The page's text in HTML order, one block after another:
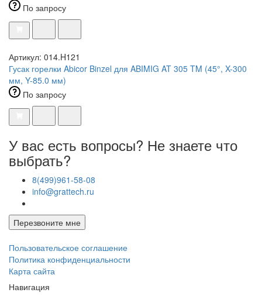
По запросу
Артикул: 014.H121
Гусак горелки Abicor Binzel для ABIMIG AT 305 TM (45°, X-300
мм, Y-85.0 мм)
По запросу
У вас есть вопросы? Не знаете что
выбрать?
8(499)961-58-08
info@grattech.ru
Перезвоните мне
Пользовательское соглашение
Политика конфиденциальности
Карта сайта
Навигация